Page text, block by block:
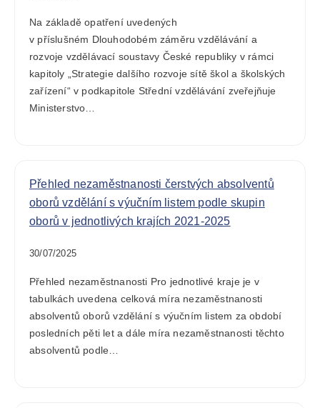
Na základě opatření uvedených
v příslušném Dlouhodobém záměru vzdělávání a
rozvoje vzdělávací soustavy České republiky v rámci
kapitoly „Strategie dalšího rozvoje sítě škol a školských
zařízení“ v podkapitole Střední vzdělávání zveřejňuje
Ministerstvo…
Přehled nezaměstnanosti čerstvých absolventů
oborů vzdělání s výučním listem podle skupin
oborů v jednotlivých krajích 2021-2025
30/07/2025
Přehled nezaměstnanosti Pro jednotlivé kraje je v
tabulkách uvedena celková míra nezaměstnanosti
absolventů oborů vzdělání s výučním listem za období
posledních pěti let a dále míra nezaměstnanosti těchto
absolventů podle…